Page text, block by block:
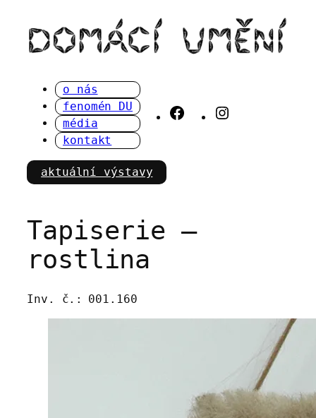
obsah
o nás
fenomén DU
média
kontakt
Facebook
aktuální výstavy
Tapiserie –
rostlina
Inv. č.: 001.160